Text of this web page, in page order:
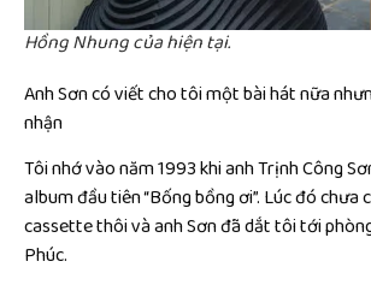
Hồng Nhung của hiện tại.
Anh Sơn có viết cho tôi một bài hát nữa
nhận
Tôi nhớ vào năm 1993 khi anh Trịnh Công
album đầu tiên “Bống bồng ơi”. Lúc đó chưa
cassette thôi và anh Sơn đã dắt tôi tới
Phúc.